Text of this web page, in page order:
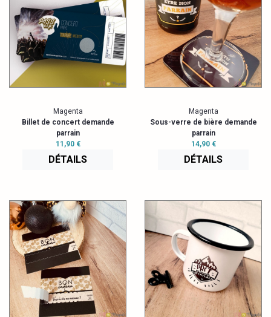
Magenta
Billet de concert demande
parrain
11,90 €
DÉTAILS
Magenta
Sous-verre de bière demande
parrain
14,90 €
DÉTAILS